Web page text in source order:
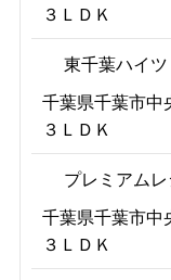
３ＬＤＫ
東千葉ハイ
千葉県千葉市中
３ＬＤＫ
プレミアム
千葉県千葉市中
３ＬＤＫ